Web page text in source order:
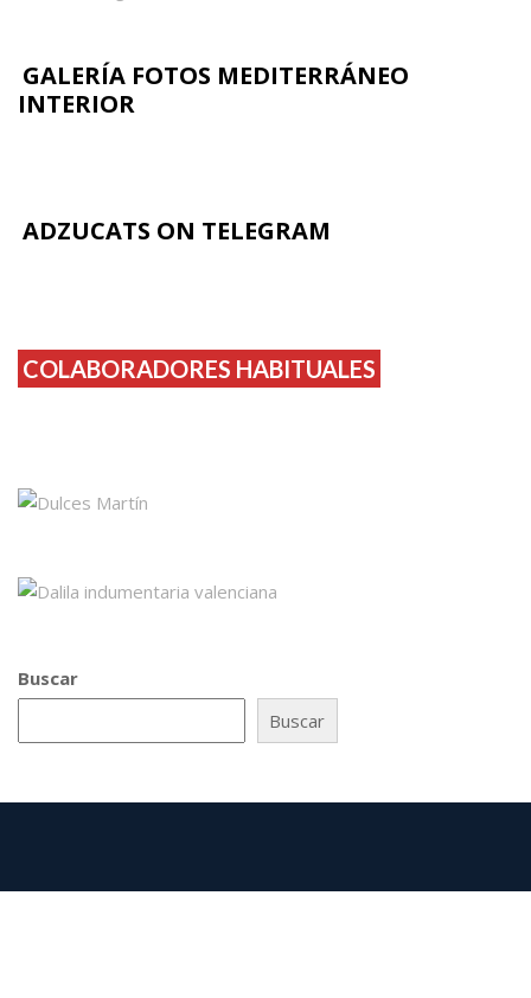
GALERÍA FOTOS MEDITERRÁNEO
INTERIOR
ADZUCATS ON TELEGRAM
COLABORADORES HABITUALES
Buscar
Buscar